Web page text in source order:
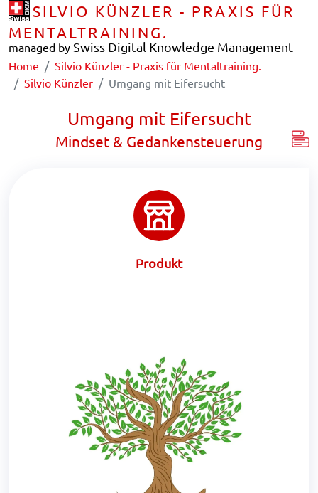
SILVIO KÜNZLER - PRAXIS FÜR
MENTALTRAINING.
managed by Swiss Digital Knowledge Management
Home
Silvio Künzler - Praxis für Mentaltraining.
Silvio Künzler
Umgang mit Eifersucht
Umgang mit Eifersucht
Mindset & Gedankensteuerung
Produkt